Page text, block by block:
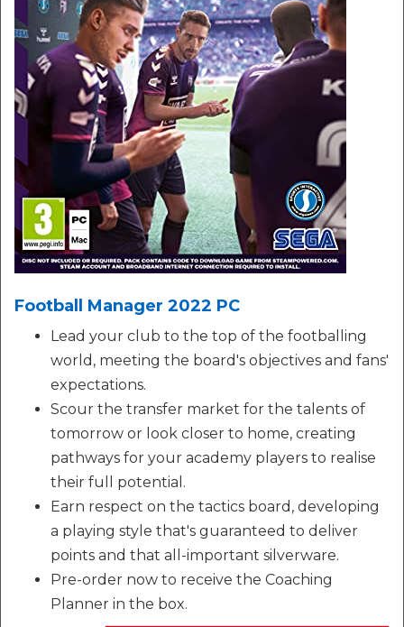
Football Manager 2022 PC
Lead your club to the top of the footballing
world, meeting the board's objectives and fans'
expectations.
Scour the transfer market for the talents of
tomorrow or look closer to home, creating
pathways for your academy players to realise
their full potential.
Earn respect on the tactics board, developing
a playing style that's guaranteed to deliver
points and that all-important silverware.
Pre-order now to receive the Coaching
Planner in the box.